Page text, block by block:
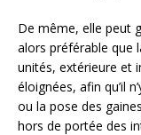
De même, elle peut
alors préférable que
unités, extérieure et
éloignées, afin qu’il
ou la pose des
hors de portée des